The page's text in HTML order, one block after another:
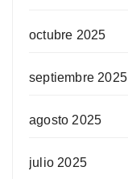
octubre 2025
septiembre 2025
agosto 2025
julio 2025